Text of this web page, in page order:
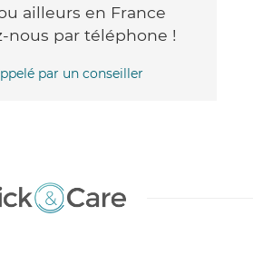
ailleurs en France
nous par téléphone !
par un conseiller